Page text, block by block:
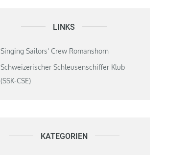
LINKS
Singing Sailors‘ Crew Romanshorn
Schweizerischer Schleusenschiffer Klub
(SSK-CSE)
KATEGORIEN